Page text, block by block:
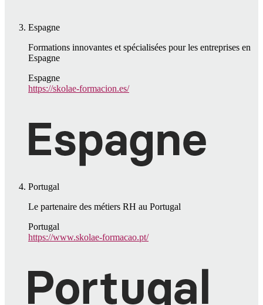
Espagne
Formations innovantes et spécialisées pour les entreprises en
Espagne
Espagne
https://skolae-formacion.es/
Portugal
Le partenaire des métiers RH au Portugal
Portugal
https://www.skolae-formacao.pt/